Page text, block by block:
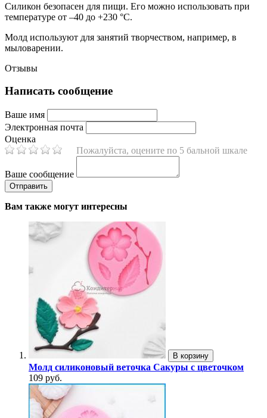
Силикон безопасен для пищи. Его можно использовать при
температуре от –40 до +230 °C.
Молд используют для занятий творчеством, например, в
мыловарении.
Отзывы
Написать сообщение
Ваше имя
Электронная почта
Оценка
Пожалуйста, оцените по 5 бальной шкале
Ваше сообщение
Вам также могут интересны
В корзину
Молд силиконовый веточка Сакуры с цветочком
109 руб.